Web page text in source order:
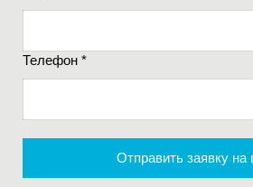
Телефон *
Отправить заявку на